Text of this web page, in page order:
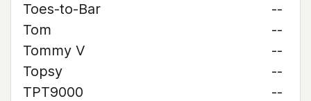
Toes-to-Bar
--
Tom
--
Tommy V
--
Topsy
--
TPT9000
--